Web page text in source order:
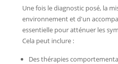
Une fois le diagnostic posé, la
environnement et d'un
essentielle pour atténuer les
Cela peut inclure :
Des thérapies